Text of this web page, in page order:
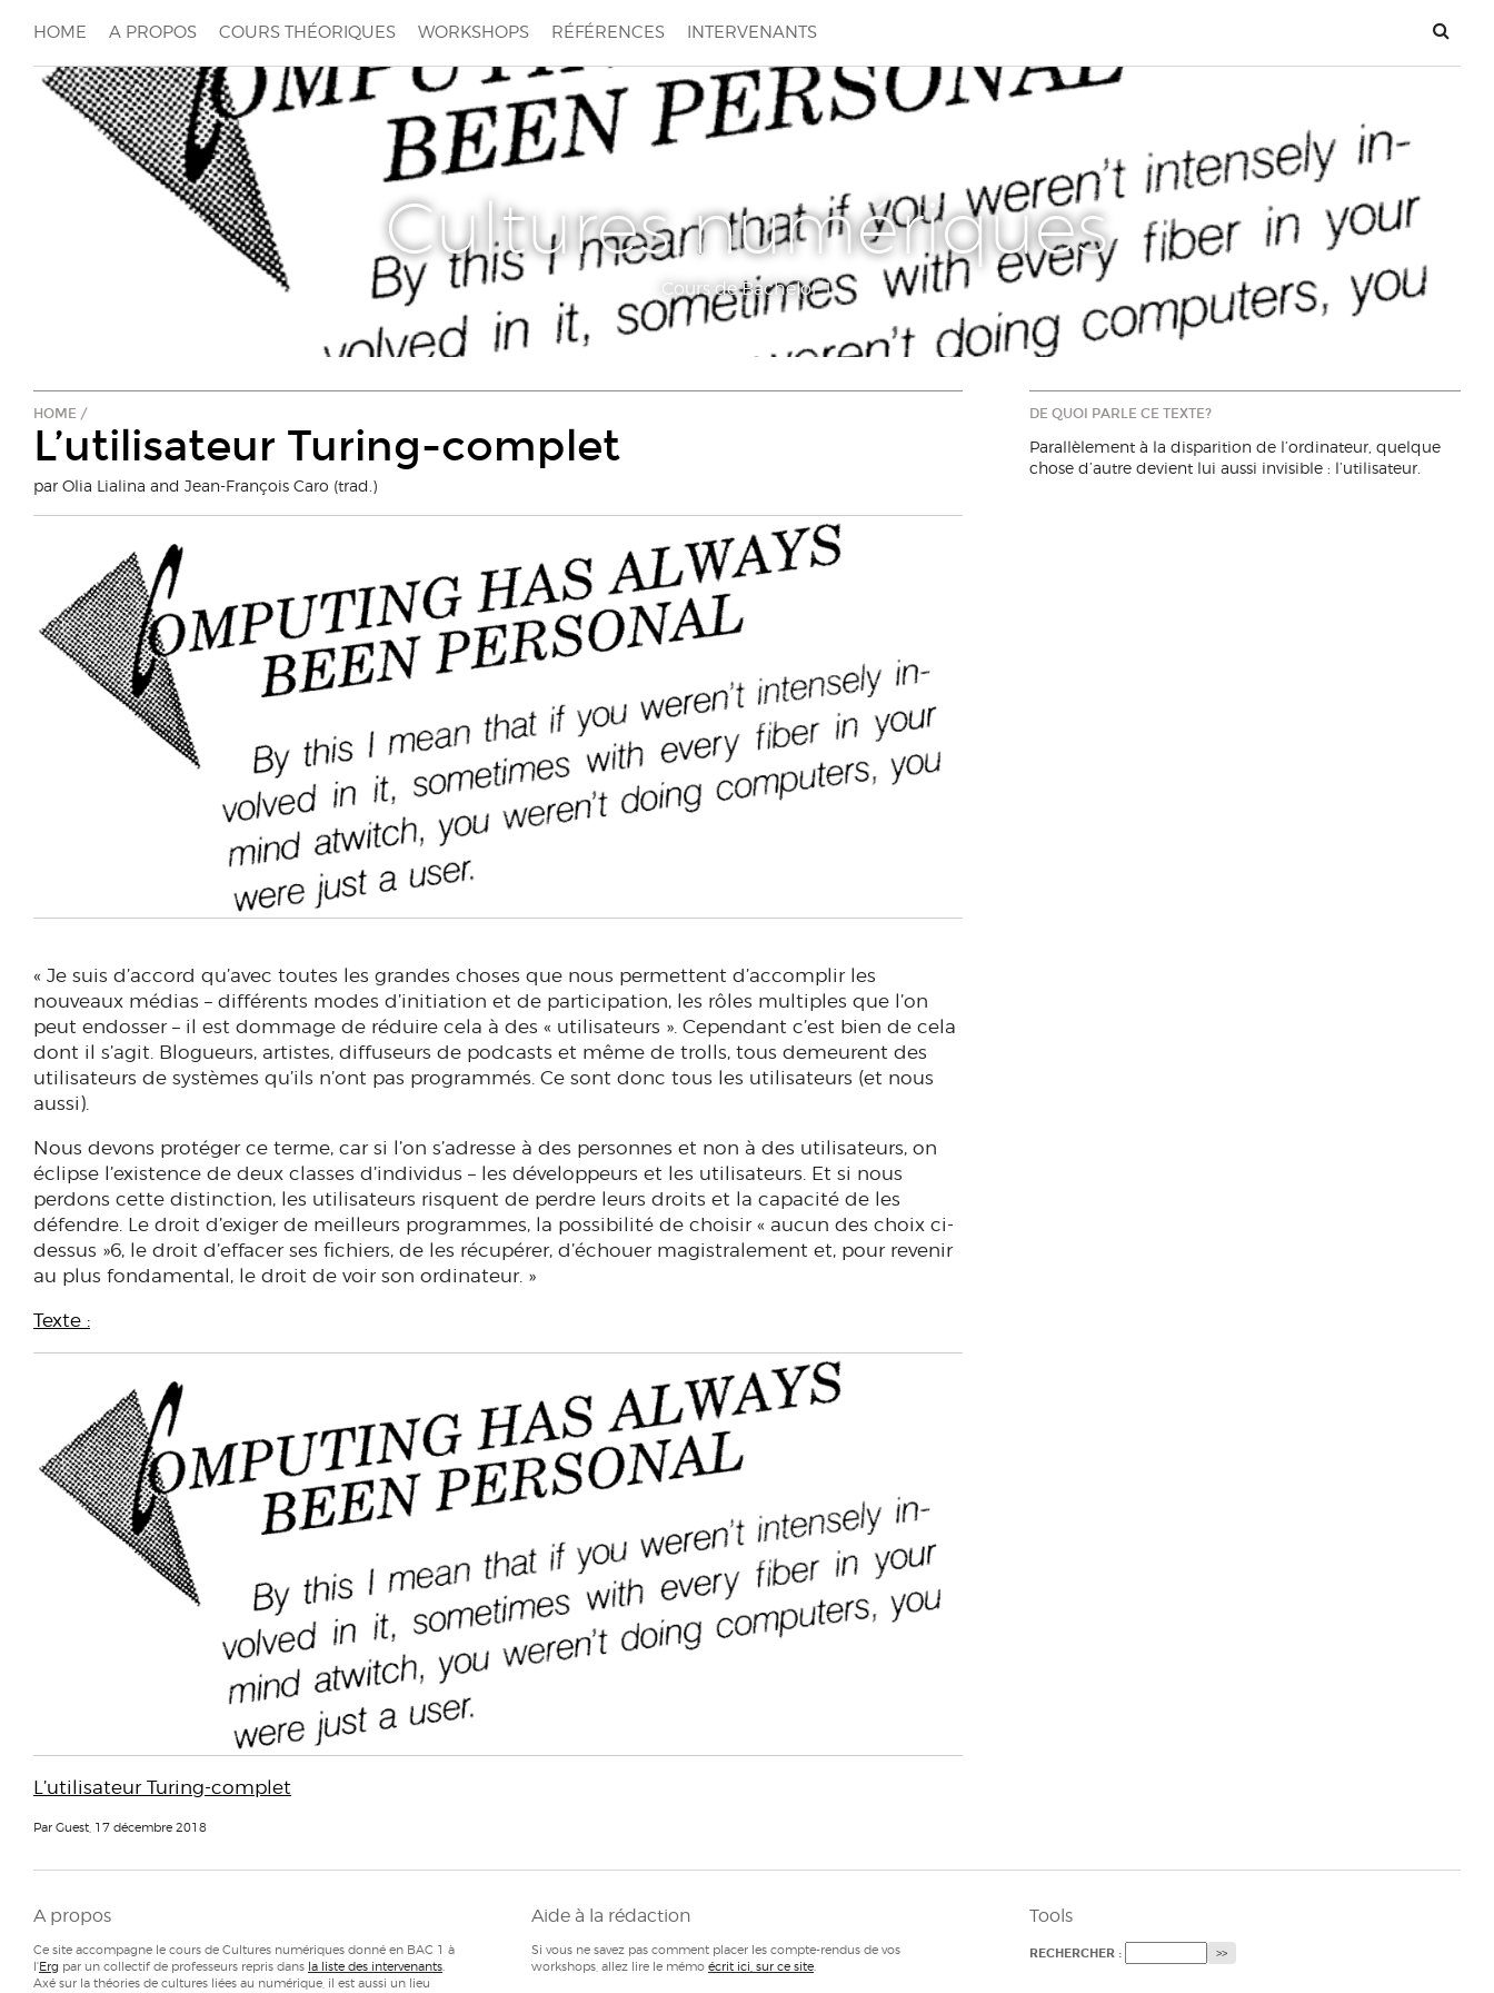
HOME A PROPOS COURS THÉORIQUES WORKSHOPS RÉFÉRENCES INTERVENANTS
Cultures numériques
Cours de Bachelor 1
HOME /
L’utilisateur Turing-complet
par Olia Lialina and Jean-François Caro (trad.)
« Je suis d’accord qu’avec toutes les grandes choses que nous permettent d’accomplir les
nouveaux médias – différents modes d’initiation et de participation, les rôles multiples que l’on
peut endosser – il est dommage de réduire cela à des « utilisateurs ». Cependant c’est bien de cela
dont il s’agit. Blogueurs, artistes, diffuseurs de podcasts et même de trolls, tous demeurent des
utilisateurs de systèmes qu’ils n’ont pas programmés. Ce sont donc tous les utilisateurs (et nous
aussi).
Nous devons protéger ce terme, car si l’on s’adresse à des personnes et non à des utilisateurs, on
éclipse l’existence de deux classes d’individus – les développeurs et les utilisateurs. Et si nous
perdons cette distinction, les utilisateurs risquent de perdre leurs droits et la capacité de les
défendre. Le droit d’exiger de meilleurs programmes, la possibilité de choisir « aucun des choix ci-
dessus »6, le droit d’effacer ses fichiers, de les récupérer, d’échouer magistralement et, pour revenir
au plus fondamental, le droit de voir son ordinateur. »
Texte :
L’utilisateur Turing-complet
Par Guest, 17 décembre 2018
DE QUOI PARLE CE TEXTE?
Parallèlement à la disparition de l’ordinateur, quelque
chose d’autre devient lui aussi invisible : l’utilisateur.
A propos
Ce site accompagne le cours de Cultures numériques donné en BAC 1 à
l'Erg par un collectif de professeurs repris dans la liste des intervenants.
Axé sur la théories de cultures liées au numérique, il est aussi un lieu
Aide à la rédaction
Si vous ne savez pas comment placer les compte-rendus de vos
workshops, allez lire le mémo écrit ici, sur ce site.
Tools
RECHERCHER :